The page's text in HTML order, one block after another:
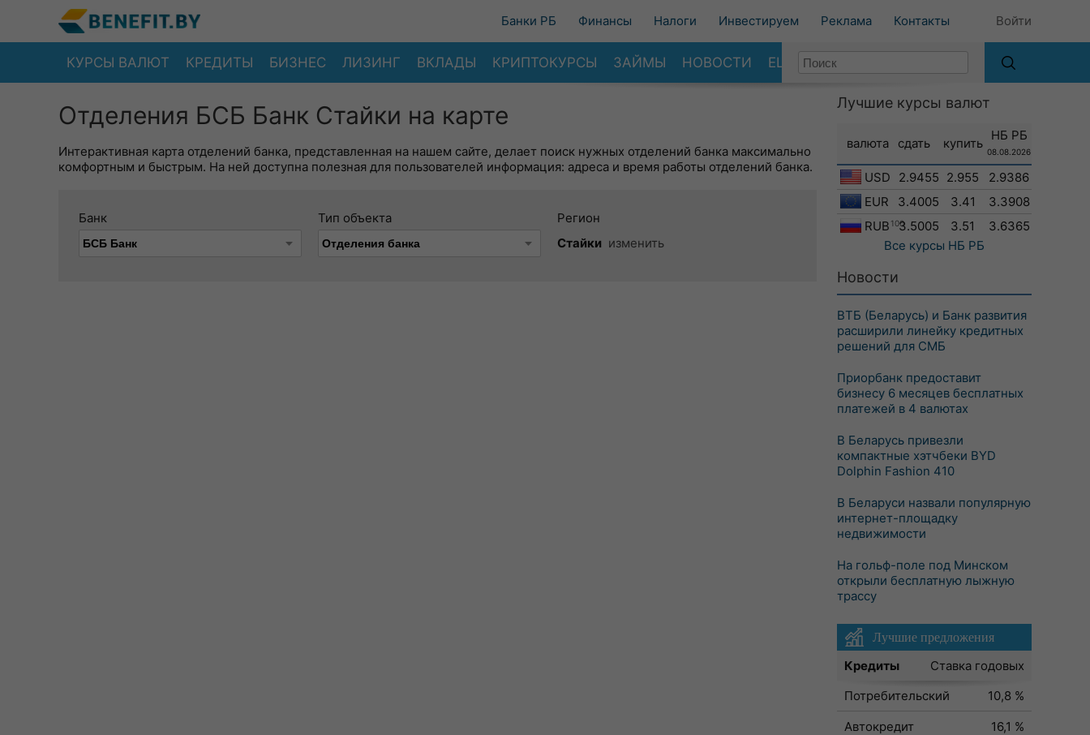
Банки РБ Финансы Налоги Инвестируем Реклама Контакты Войти
КУРСЫ ВАЛЮТ КРЕДИТЫ БИЗНЕС ЛИЗИНГ ВКЛАДЫ КРИПТОКУРСЫ ЗАЙМЫ НОВОСТИ ЕЩЕ
Отделения БСБ Банк Стайки на карте
Интерактивная карта отделений банка, представленная на нашем сайте, делает поиск нужных отделений банка максимально
комфортным и быстрым. На ней доступна полезная для пользователей информация: адреса и время работы отделений банка.
Банк Тип объекта
Регион
Стайки изменить
Лучшие курсы валют
валюта сдать купить
НБ РБ
08.08.2026
USD 2.9455 2.955
2.9386
EUR
3.4005 3.41
3.3908
RUB 1003.5005 3.51
3.6365
Все курсы НБ РБ
Новости
ВТБ (Беларусь) и Банк развития
расширили линейку кредитных
решений для СМБ
Приорбанк предоставит
бизнесу 6 месяцев бесплатных
платежей в 4 валютах
В Беларусь привезли
компактные хэтчбеки BYD
Dolphin Fashion 410
В Беларуси назвали популярную
интернет-площадку
недвижимости
На гольф-поле под Минском
открыли бесплатную лыжную
трассу
Лучшие предложения
Кредиты
Ставка годовых
Потребительский
10,8 %
Автокредит
16,1 %